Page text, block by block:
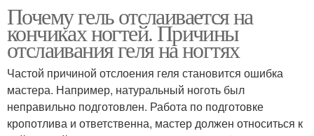
Почему гель отслаивается на
кончиках ногтей. Причины
отслаивания геля на ногтях
Частой причиной отслоения геля становится ошибка
мастера. Например, натуральный ноготь был
неправильно подготовлен. Работа по подготовке
кропотлива и ответственна, мастер должен относиться к